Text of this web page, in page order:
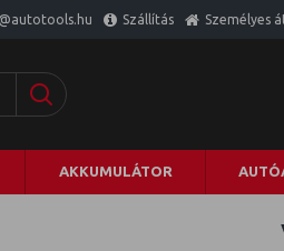
Szállítás Személyes
AKKUMULÁTOR